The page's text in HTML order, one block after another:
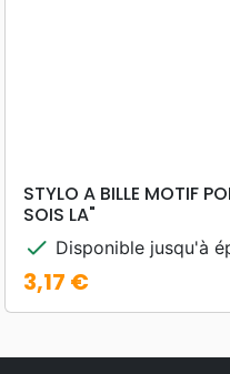
STYLO A BILLE MOTIF
SOIS LA"
check Disponible jusqu'à
Prix
3,17 €